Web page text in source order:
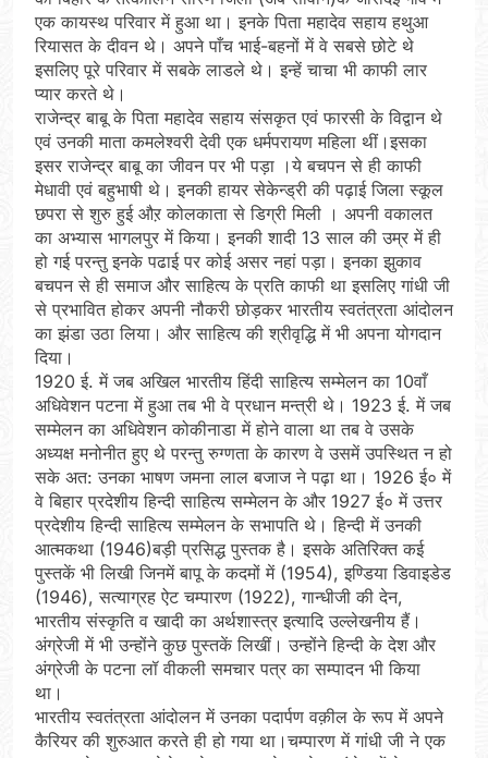
एक कायस्थ परिवार में हुआ था। इनके पिता महादेव सहाय हथुआ
रियासत के दीवन थे। अपने पाँच भाई-बहनों में वे सबसे छोटे थे
इसलिए पूरे परिवार में सबके लाडले थे। इन्हें चाचा भी काफी लार
प्यार करते थे।
राजेन्द्र बाबू के पिता महादेव सहाय संसकृत एवं फारसी के विद्वान थे
एवं उनकी माता कमलेश्वरी देवी एक धर्मपरायण महिला थीं।इसका
इसर राजेन्द्र बाबू का जीवन पर भी पड़ा ।ये बचपन से ही काफी
मेधावी एवं बहुभाषी थे। इनकी हायर सेकेन्ड्री की पढ़ाई जिला स्कूल
छपरा से शुरु हुई औऱ कोलकाता से डिग्री मिली । अपनी वकालत
का अभ्यास भागलपुर में किया। इनकी शादी 13 साल की उम्र में ही
हो गई परन्तु इनके पढाई पर कोई असर नहां पड़ा। इनका झुकाव
बचपन से ही समाज और साहित्य के प्रति काफी था इसलिए गांधी जी
से प्रभावित होकर अपनी नौकरी छोड़कर भारतीय स्वतंत्रता आंदोलन
का झंडा उठा लिया। और साहित्य की श्रीवृद्धि में भी अपना योगदान
दिया।
1920 ई. में जब अखिल भारतीय हिंदी साहित्य सम्मेलन का 10वाँ
अधिवेशन पटना में हुआ तब भी वे प्रधान मन्त्री थे। 1923 ई. में जब
सम्मेलन का अधिवेशन कोकीनाडा में होने वाला था तब वे उसके
अध्यक्ष मनोनीत हुए थे परन्तु रुग्णता के कारण वे उसमें उपस्थित न हो
सके अत: उनका भाषण जमना लाल बजाज ने पढ़ा था। 1926 ई० में
वे बिहार प्रदेशीय हिन्दी साहित्य सम्मेलन के और 1927 ई० में उत्तर
प्रदेशीय हिन्दी साहित्य सम्मेलन के सभापति थे। हिन्दी में उनकी
आत्मकथा (1946)बड़ी प्रसिद्ध पुस्तक है। इसके अतिरिक्त कई
पुस्तकें भी लिखी जिनमें बापू के कदमों में (1954), इण्डिया डिवाइडेड
(1946), सत्याग्रह ऐट चम्पारण (1922), गान्धीजी की देन,
भारतीय संस्कृति व खादी का अर्थशास्त्र इत्यादि उल्लेखनीय हैं।
अंग्रेजी में भी उन्होंने कुछ पुस्तकें लिखीं। उन्होंने हिन्दी के देश और
अंग्रेजी के पटना लॉ वीकली समचार पत्र का सम्पादन भी किया
था।
भारतीय स्वतंत्रता आंदोलन में उनका पदार्पण वक़ील के रूप में अपने
कैरियर की शुरुआत करते ही हो गया था।चम्पारण में गांधी जी ने एक